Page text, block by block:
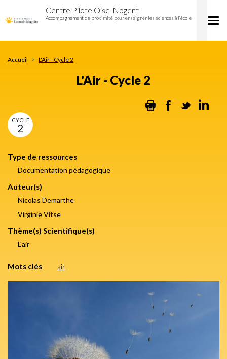
Cycle
au
contenu
Centre Pilote Oise-Nogent
Accompagnement de proximité pour enseigner les sciences à l’école
Accueil L'Air - Cycle 2
L'Air - Cycle 2
Print Facebook
Twitter
CYCLE
2
Type de ressources
Documentation pédagogique
Auteur(s)
Nicolas Demarthe
Virginie Vitse
Thème(s) Scientifique(s)
L'air
Mots clés air